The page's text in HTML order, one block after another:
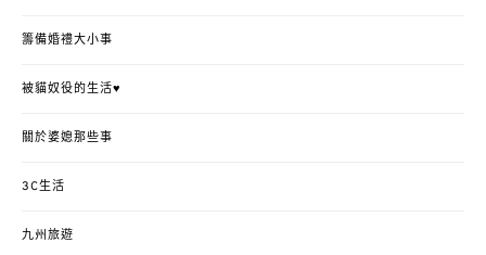
籌備婚禮大小事
被貓奴役的生活♥
關於婆媳那些事
3C生活
九州旅遊